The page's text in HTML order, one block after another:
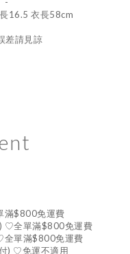
16.5 衣長58cm
差請見諒
滿$800免運費
♡全單滿$800免運費
全單滿$800免運費
) ♡免運不適用